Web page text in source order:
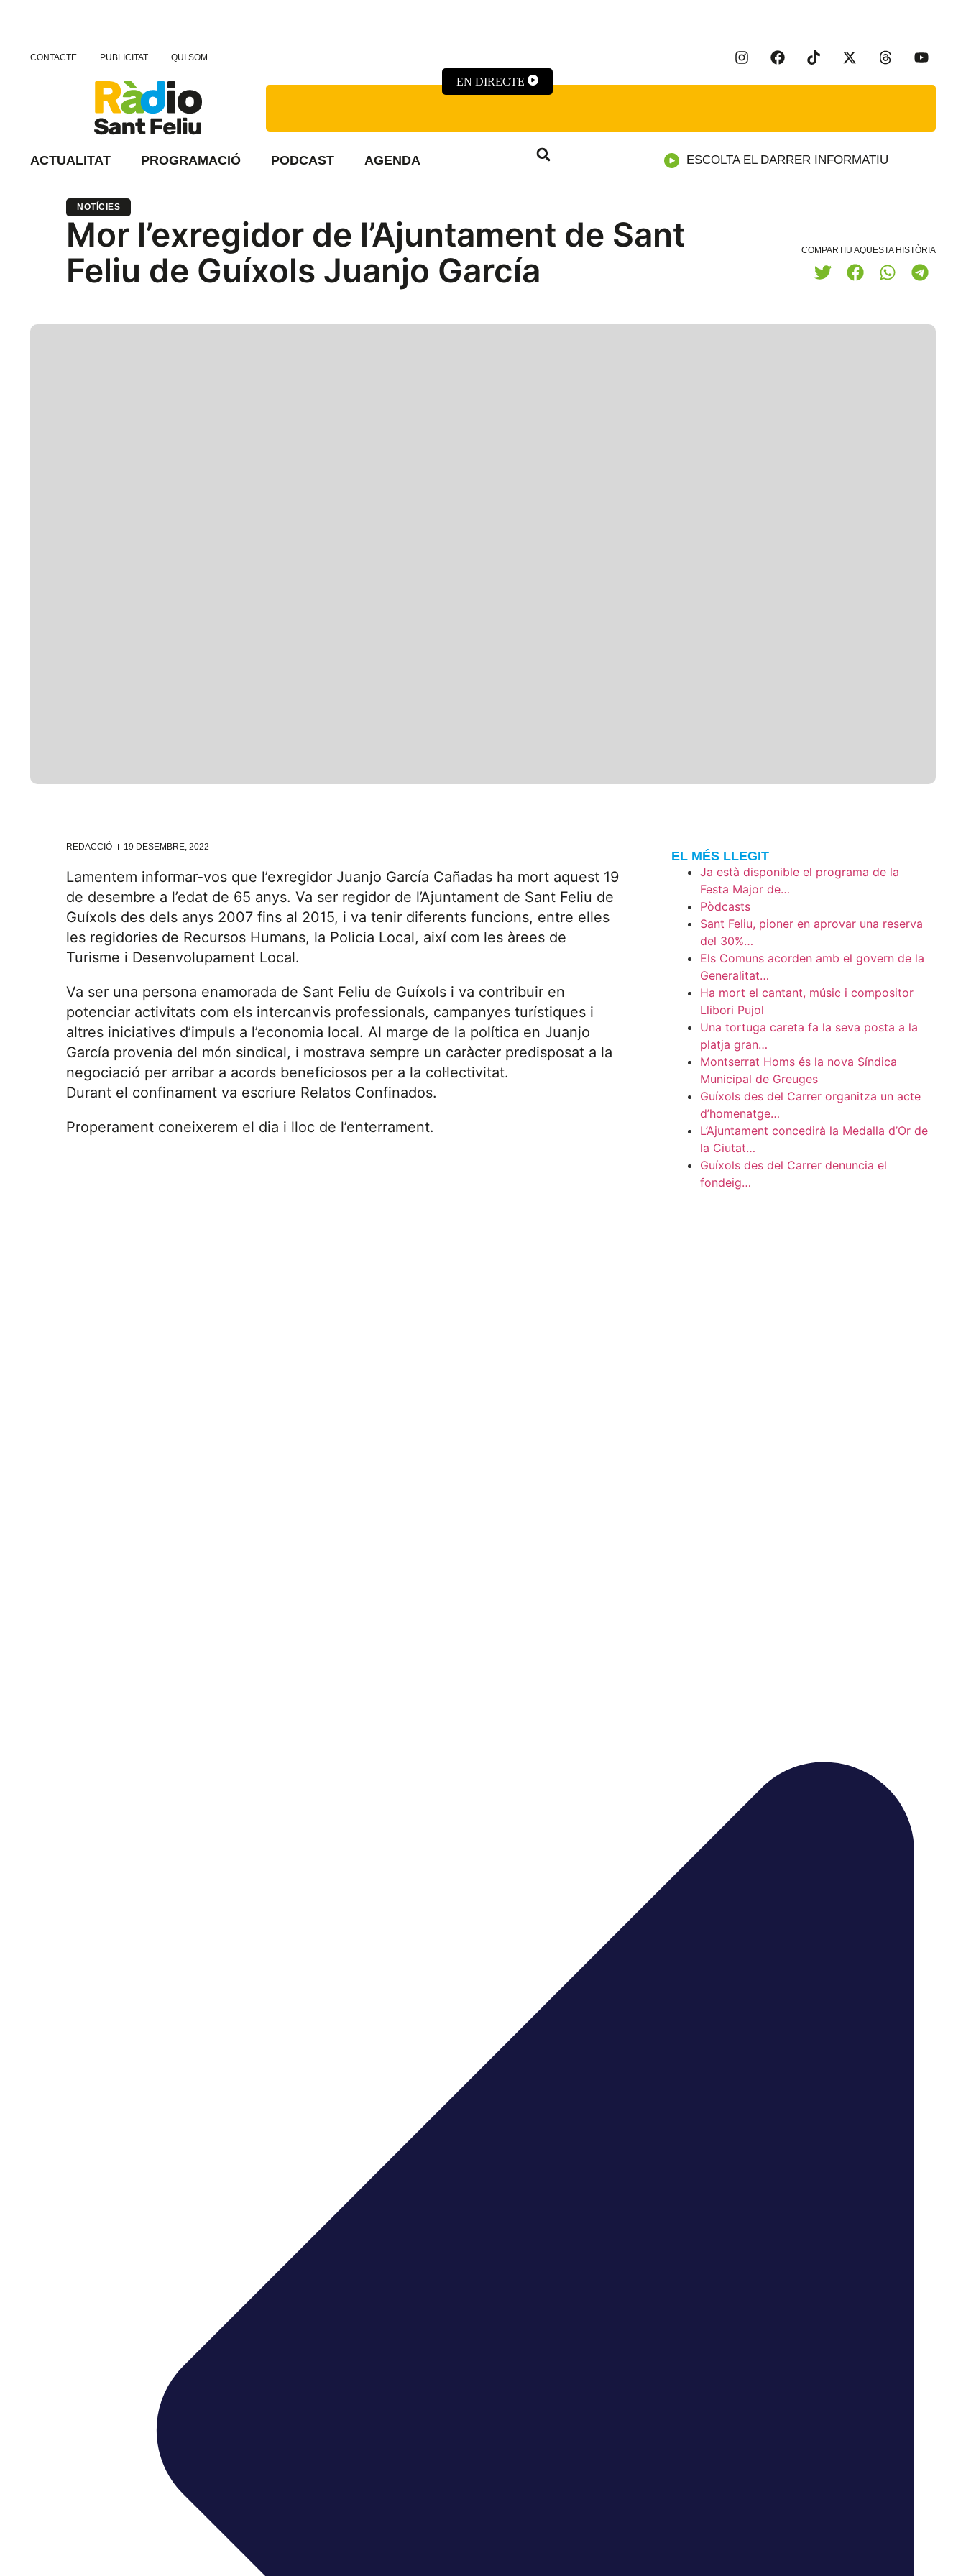
CONTACTE PUBLICITAT QUI SOM
EN DIRECTE
ACTUALITAT PROGRAMACIÓ PODCAST AGENDA ESCOLTA EL DARRER INFORMATIU
NOTÍCIES
Mor l’exregidor de l’Ajuntament de Sant
Feliu de Guíxols Juanjo García
COMPARTIU AQUESTA HISTÒRIA
REDACCIÓ 19 DESEMBRE, 2022
Lamentem informar-vos que l’exregidor Juanjo García Cañadas ha mort aquest 19
de desembre a l’edat de 65 anys. Va ser regidor de l’Ajuntament de Sant Feliu de
Guíxols des dels anys 2007 fins al 2015, i va tenir diferents funcions, entre elles
les regidories de Recursos Humans, la Policia Local, així com les àrees de
Turisme i Desenvolupament Local.
Va ser una persona enamorada de Sant Feliu de Guíxols i va contribuir en
potenciar activitats com els intercanvis professionals, campanyes turístiques i
altres iniciatives d’impuls a l’economia local. Al marge de la política en Juanjo
García provenia del món sindical, i mostrava sempre un caràcter predisposat a la
negociació per arribar a acords beneficiosos per a la col·lectivitat.
Durant el confinament va escriure Relatos Confinados.
Properament coneixerem el dia i lloc de l’enterrament.
EL MÉS LLEGIT
Ja està disponible el programa de la
Festa Major de…
Pòdcasts
Sant Feliu, pioner en aprovar una reserva
del 30%…
Els Comuns acorden amb el govern de la
Generalitat…
Ha mort el cantant, músic i compositor
Llibori Pujol
Una tortuga careta fa la seva posta a la
platja gran…
Montserrat Homs és la nova Síndica
Municipal de Greuges
Guíxols des del Carrer organitza un acte
d’homenatge…
L’Ajuntament concedirà la Medalla d’Or de
la Ciutat…
Guíxols des del Carrer denuncia el
fondeig…